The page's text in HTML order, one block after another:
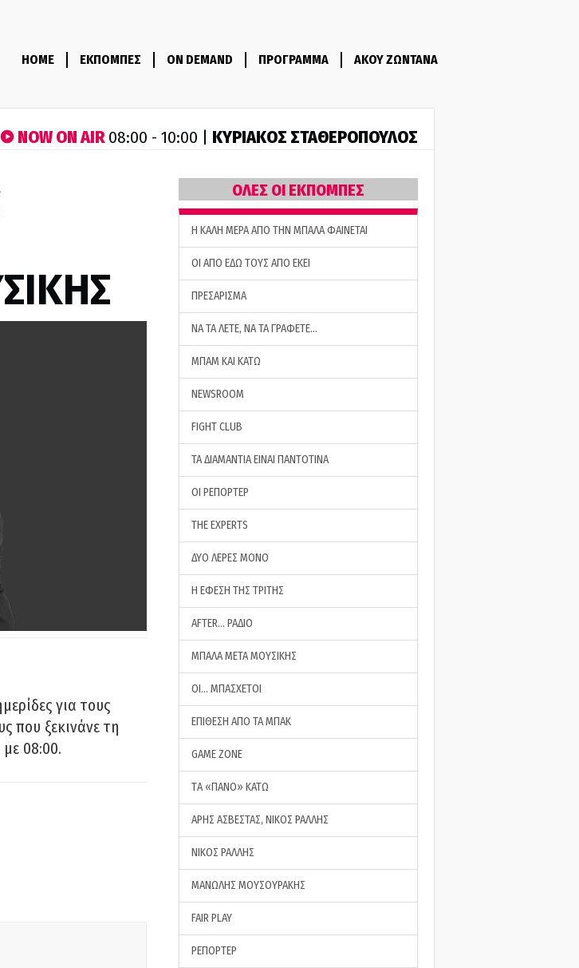
HOME ΕΚΠΟΜΠΕΣ ON DEMAND ΠΡΟΓΡΑΜΜΑ ΑΚΟΥ ΖΩΝΤΑΝΑ
NOW ON AIR08:00 - 10:00 | ΚΥΡΙΑΚΟΣ ΣΤΑΘΕΡΟΠΟΥΛΟΣ
για τους
που ξεκινάνε τη
08:00.
ΟΛΕΣ ΟΙ ΕΚΠΟΜΠΕΣ
H ΚΑΛΗ ΜΕΡΑ ΑΠΟ ΤΗΝ ΜΠΑΛΑ ΦΑΙΝΕΤΑΙ
ΟΙ ΑΠΟ ΕΔΩ ΤΟΥΣ ΑΠΟ ΕΚΕΙ
ΠΡΕΣΑΡΙΣΜΑ
ΝΑ ΤΑ ΛΕΤΕ, ΝΑ ΤΑ ΓΡΑΦΕΤΕ…
ΜΠΑΜ ΚΑΙ ΚΑΤΩ
NEWSROOM
FIGHT CLUB
ΤΑ ΔΙΑΜΑΝΤΙΑ ΕΙΝΑΙ ΠΑΝΤΟΤΙΝΑ
ΟΙ ΡΕΠΟΡΤΕΡ
THE EXPERTS
ΔΥΟ ΛΕΡΕΣ ΜΟΝΟ
Η ΕΦΕΣΗ ΤΗΣ ΤΡΙΤΗΣ
AFTER… ΡΑΔΙΟ
ΜΠΑΛΑ ΜΕΤΑ ΜΟΥΣΙΚΗΣ
ΟΙ… ΜΠΑΣΧΕΤΟΙ
ΕΠΙΘΕΣΗ ΑΠΟ ΤΑ ΜΠΑΚ
GAME ZONE
ΤA «ΠΑΝΟ» ΚΑΤΩ
ΑΡΗΣ ΑΣΒΕΣΤΑΣ, ΝΙΚΟΣ ΡΑΛΛΗΣ
ΝΙΚΟΣ ΡΑΛΛΗΣ
ΜΑΝΩΛΗΣ ΜΟΥΣΟΥΡΑΚΗΣ
FAIR PLAY
ΡΕΠΟΡΤΕΡ